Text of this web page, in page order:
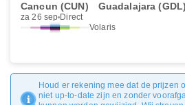
Cancun (CUN) Guadalajara (GDL)
za 26 sep Direct
Volaris
Houd er rekening mee dat de prijzen
niet up-to-date zijn en zonder